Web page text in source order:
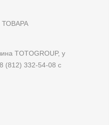
TOTOGROUP, у
(812) 332-54-08 с
ТОВАРА